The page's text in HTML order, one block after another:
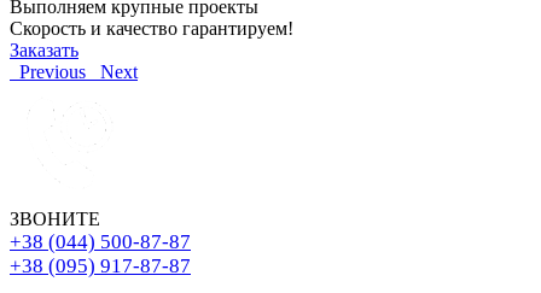
Выполняем крупные проекты
Скорость и качество гарантируем!
Заказать
Previous
Next
ЗВОНИТЕ
+38 (044) 500-87-87
+38 (095) 917-87-87